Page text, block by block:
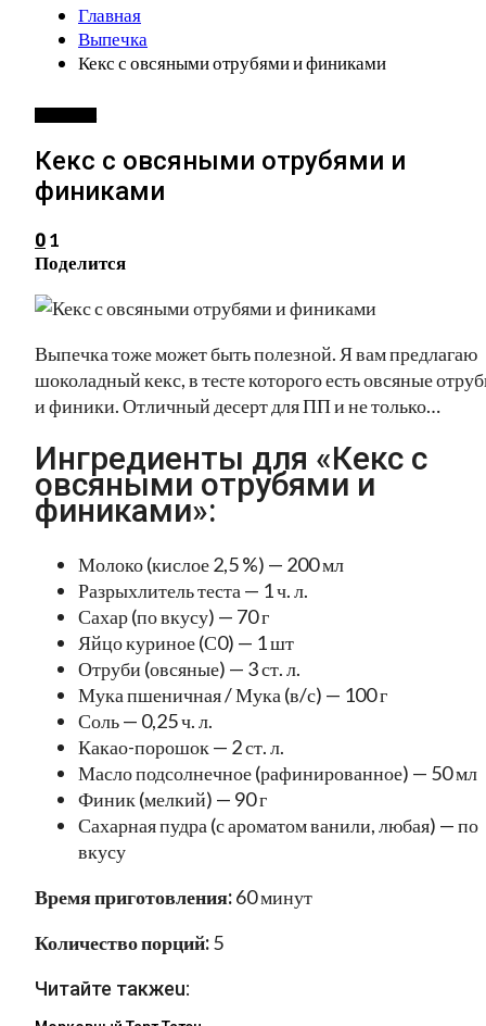
Главная
Выпечка
Кекс с овсяными отрубями и финиками
Кекс с овсяными отрубями и
финиками
0 1
Поделится
Выпечка тоже может быть полезной. Я вам предлагаю
шоколадный кекс, в тесте которого есть овсяные
и финики. Отличный десерт для ПП и не только…
Ингредиенты для «Кекс с
овсяными отрубями и
финиками»:
Молоко (кислое 2,5 %) — 200 мл
Разрыхлитель теста — 1 ч. л.
Сахар (по вкусу) — 70 г
Яйцо куриное (С0) — 1 шт
Отруби (овсяные) — 3 ст. л.
Мука пшеничная / Мука (в/с) — 100 г
Соль — 0,25 ч. л.
Какао-порошок — 2 ст. л.
Масло подсолнечное (рафинированное) — 50 мл
Финик (мелкий) — 90 г
Сахарная пудра (с ароматом ванили, любая) — по
вкусу
Время приготовления:60 минут
Количество порций:5
Читайте такжеu: